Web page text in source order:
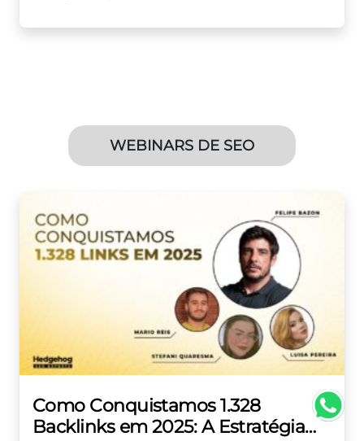
WEBINARS DE SEO
Como Conquistamos 1.328
Backlinks em 2025: A Estratégia